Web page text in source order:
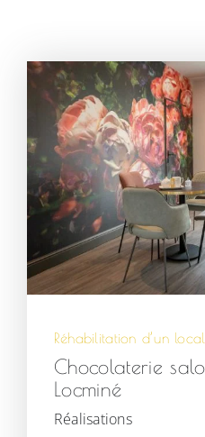
Réhabilitation d’un
Chocolaterie
Locminé
Réalisations